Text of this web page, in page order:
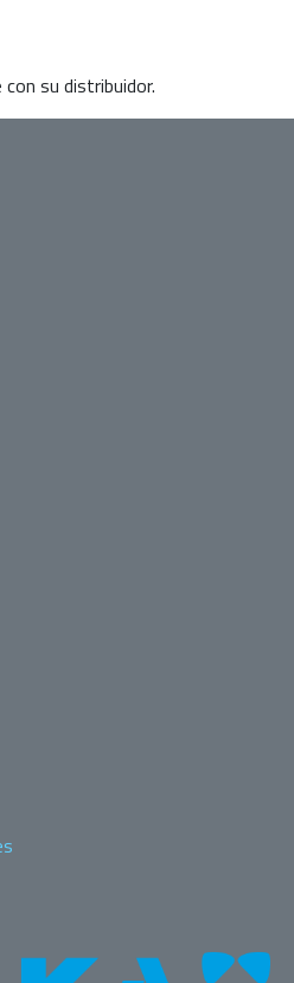
su distribuidor.